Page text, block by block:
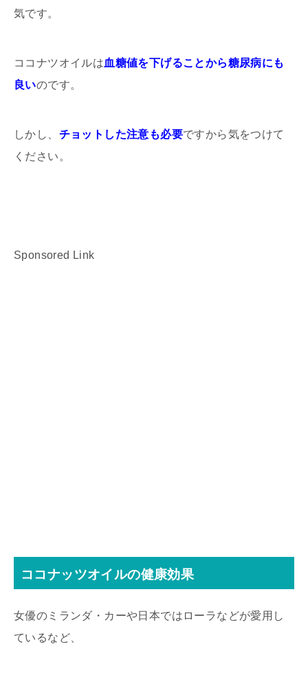
気です。
ココナツオイルは血糖値を下げることから糖尿病にも
良いのです。
しかし、 チョットした注意も必要ですから気をつけて
ください。
Sponsored Link
ココナッツオイルの健康効果
女優のミランダ・カーや日本ではローラなどが愛用し
ているなど、